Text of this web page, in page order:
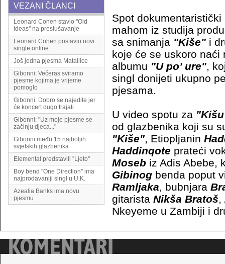
VEZANI ČLANCI
Leonard Cohen stavio ''Old
Ideas'' na preslušavanje
Leonard Cohen postavio novi
single online
Još jedna pjesma Matallice
Gibonni: Večeras sviramo
pjesme kojima je vrijeme
pomoglo
Gibonni: Dobro se najedite jer
će koncert dugo trajati
Gibonni: "Uz moje pjesme se
začinju djeca..."
Gibonni među 15 najboljih
svjetskih glazbenika
Elemental predstavili ''Ljeto''
Boy bend ''One Direction'' ima
najprodavaniji singl u U.K.
Azealia Banks ima novu
pjesmu
Spot
mahom iz studija
sa snimanja "Kiše" i
koje će se uskoro naći
albumu "U po’ ure",
singl donijeti ukupno
pjesama.
U video spotu za
od glazbenika koji su
"Kiše", Etiopljanin
Haddinqote prateći
Moseb iz Adis Abebe,
Gibinog benda poput
Ramljaka, bubnjara
gitarista Nikša Bratoš,
Nkeyeme u Zambiji i